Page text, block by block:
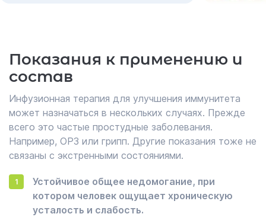
Показания к применению и
состав
Инфузионная терапия для улучшения иммунитета
может назначаться в нескольких случаях. Прежде
всего это частые простудные заболевания.
Например, ОРЗ или грипп. Другие показания тоже не
связаны с экстренными состояниями.
Устойчивое общее недомогание, при
котором человек ощущает хроническую
усталость и слабость.